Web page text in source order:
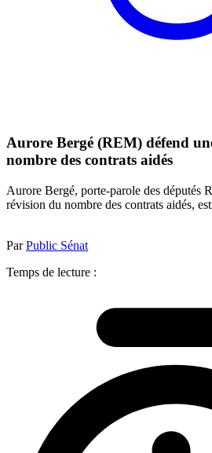
Aurore Bergé (REM) défend
nombre des contrats aidés
Aurore Bergé, porte-parole des députés
révision du nombre des contrats aidés,
ParPublic Sénat
Temps de lecture :